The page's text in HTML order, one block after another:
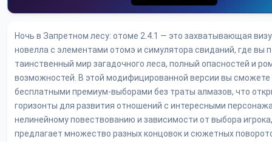
Ночь в Запретном лесу: отоме 2.4.1 — это захватывающая
новелла с элементами отомэ и симулятора свиданий, где вы
таинственный мир загадочного леса, полный опасностей и
возможностей. В этой модифицированной версии вы
бесплатными премиум-выборами без траты алмазов, что
горизонты для развития отношений с интересными
нелинейному повествованию и зависимости от выбора
предлагает множество разных концовок и сюжетных